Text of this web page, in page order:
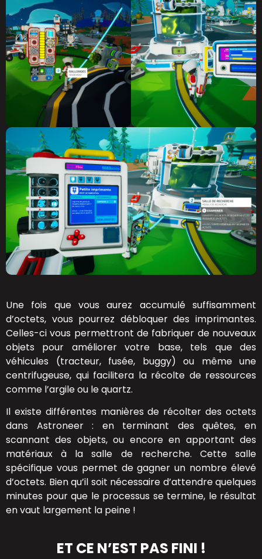
Une fois que vous aurez accumulé suffisamment
d’octets, vous pourrez débloquer des imprimantes.
Celles-ci vous permettront de fabriquer de nouveaux
objets pour améliorer votre base, tels que des
véhicules (tracteur, fusée, buggy) ou même une
centrifugeuse, qui facilitera la récolte de ressources
comme l’argile ou le quartz.
Il existe différentes manières de récolter des octets
dans Astroneer : en terminant des quêtes, en
scannant des objets, ou encore en apportant des
matériaux à la salle de recherche. Cette salle
spécifique vous permet de gagner un nombre élevé
d’octets. Bien qu’il soit nécessaire d’attendre quelques
minutes pour que le processus se termine, le résultat
en vaut largement la peine !
ET CE N’EST PAS FINI !